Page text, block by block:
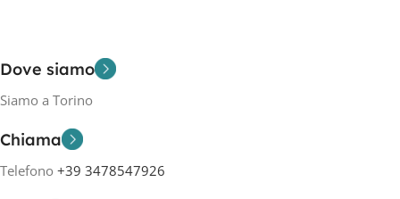
Dove siamo
Siamo a Torino
Chiama
Telefono +39 3478547926